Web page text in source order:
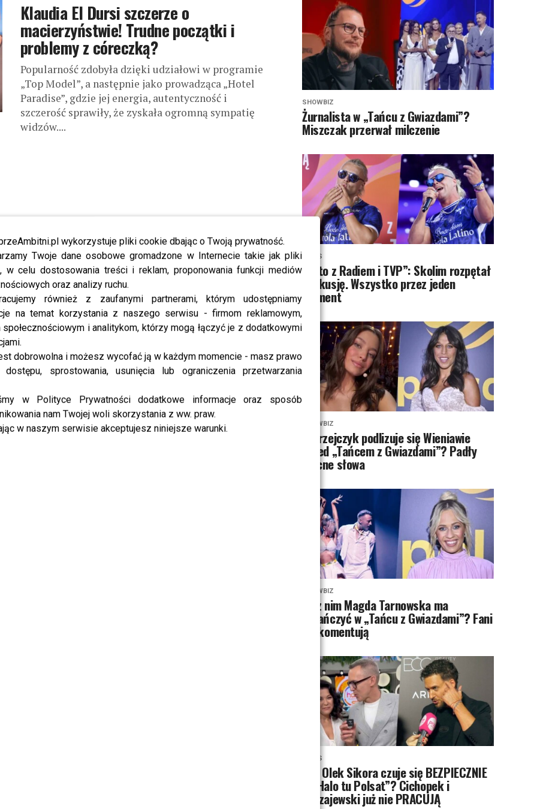
wykorzystuje pliki cookie dbając o Twoją prywatność.
Twoje dane osobowe gromadzone w Internecie takie jak pliki
w celu dostosowania treści i reklam, proponowania funkcji mediów
oraz analizy ruchu.
również z zaufanymi partnerami, którym udostępniamy
na temat korzystania z naszego serwisu - firmom reklamowym,
społecznościowym i analitykom, którzy mogą łączyć je z dodatkowymi
dobrowolna i możesz wycofać ją w każdym momencie - masz prawo
dostępu, sprostowania, usunięcia lub ograniczenia przetwarzania
w Polityce Prywatności dodatkowe informacje oraz sposób
nam Twojej woli skorzystania z ww. praw.
w naszym serwisie akceptujesz niniejsze warunki.
Klaudia El Dursi szczerze o
macierzyństwie! Trudne początki i
problemy z córeczką?
Popularność zdobyła dzięki udziałowi w programie
„Top Model”, a następnie jako prowadząca „Hotel
Paradise”, gdzie jej energia, autentyczność i
szczerość sprawiły, że zyskała ogromną sympatię
widzów....
SHOWBIZ
Żurnalista w „Tańcu z Gwiazdami”?
Miszczak przerwał milczenie
NEWS
„Lato z Radiem i TVP”: Skolim rozpętał
dyskusję. Wszystko przez jeden
element
SHOWBIZ
Jędrzejczyk podlizuje się Wieniawie
przed „Tańcem z Gwiazdami”? Padły
mocne słowa
SHOWBIZ
To z nim Magda Tarnowska ma
zatańczyć w „Tańcu z Gwiazdami”? Fani
już komentują
NEWS
Czy Olek Sikora czuje się BEZPIECZNIE
w “Halo tu Polsat”? Cichopek i
Kurzajewski już nie PRACUJĄ